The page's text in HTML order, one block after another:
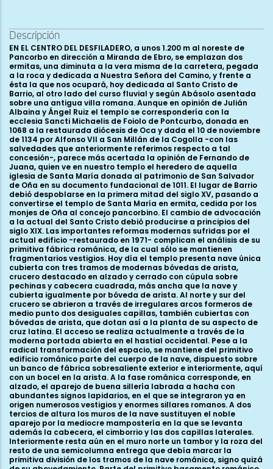
Descripción
EN EL CENTRO DEL DESFILADERO, a unos 1.200 m al noreste de
Pancorbo en dirección a Miranda de Ebro, se emplazan dos
ermitas, una diminuta a la vera misma de la carretera, pegada
a la roca y dedicada a Nuestra Señora del Camino, y frente a
ésta la que nos ocupará, hoy dedicada al Santo Cristo de
Barrio, al otro lado del curso fluvial y según Abásolo asentada
sobre una antigua villa romana. Aunque en opinión de Julián
Albaina y Ángel Ruiz el templo se correspondería con la
ecclesia Sancti Michaelis de Foiolo de Pontcurbo, donada en
1068 a la restaurada diócesis de Oca y dada el 10 de noviembre
de 1134 por Alfonso VII a San Millán de la Cogolla -con las
salvedades que anteriormente referimos respecto a tal
concesión-, parece más acertada la opinión de Fernando de
Juana, quien ve en nuestro templo el heredero de aquella
iglesia de Santa María donada al patrimonio de San Salvador
de Oña en su documento fundacional de 1011. El lugar de Barrio
debió despoblarse en la primera mitad del siglo XV, pasando a
convertirse el templo de Santa María en ermita, cedida por los
monjes de Oña al concejo pancorbino. El cambio de advocación
a la actual del Santo Cristo debió producirse a principios del
siglo XIX. Las importantes reformas modernas sufridas por el
actual edificio -restaurado en 1971- complican el análisis de su
primitiva fábrica románica, de la cual sólo se mantienen
fragmentarios vestigios. Hoy día el templo presenta nave única
cubierta con tres tramos de modernas bóvedas de arista,
crucero destacado en alzado y cerrado con cúpula sobre
pechinas y cabecera cuadrada, más ancha que la nave y
cubierta igualmente por bóveda de arista. Al norte y sur del
crucero se abrieron a través de irregulares arcos formeros de
medio punto dos desiguales capillas, también cubiertas con
bóvedas de arista, que dotan así a la planta de su aspecto de
cruz latina. El acceso se realiza actualmente a través de la
moderna portada abierta en el hastial occidental. Pese a la
radical transformación del espacio, se mantiene del primitivo
edificio románico parte del cuerpo de la nave, dispuesto sobre
un banco de fábrica sobresaliente exterior e interiormente, aquí
con un bocel en la arista. A la fase románica corresponde, en
alzado, el aparejo de buena sillería labrada a hacha con
abundantes signos lapidarios, en el que se integraron ya en
origen numerosos vestigios y enormes sillares romanos. A dos
tercios de altura los muros de la nave sustituyen el noble
aparejo por la mediocre mampostería en la que se levanta
además la cabecera, el cimborrio y las dos capillas laterales.
Interiormente resta aún en el muro norte un tambor y la roza del
resto de una semicolumna entrega que debía marcar la
primitiva división de los tramos de la nave románica, signo quizá